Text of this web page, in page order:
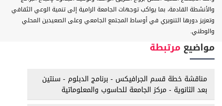
والأنشطة القادمة، بما يواكب توجهات الجامعة الرامية إلى تنمية الوعي الثقافي
وتعزيز دورها التنويري في أوساط المجتمع الجامعي وعلى الصعيدين المحلي
والوطني.
مواضيع مرتبطة
مناقشة خطة قسم الجرافيكس - برنامج الدبلوم - سنتين
بعد الثانوية - مركز الجامعة للحاسوب والمعلوماتية